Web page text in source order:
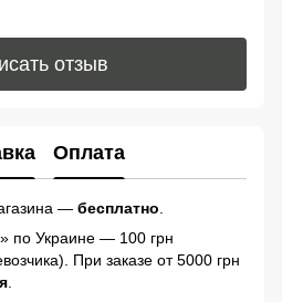
отзыв
Оплата
— бесплатно
по Украине — 100 грн
При заказе от 5000 грн